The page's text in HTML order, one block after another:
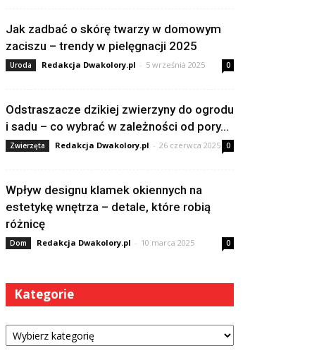
Jak zadbać o skórę twarzy w domowym
zaciszu – trendy w pielęgnacji 2025
Uroda Redakcja Dwakolory.pl - 5 września 2025 0
Odstraszacze dzikiej zwierzyny do ogrodu
i sadu – co wybrać w zależności od pory...
Zwierzęta Redakcja Dwakolory.pl - 26 czerwca 2025 0
Wpływ designu klamek okiennych na
estetykę wnętrza – detale, które robią
różnicę
Dom Redakcja Dwakolory.pl - 10 marca 2025 0
Kategorie
Kategorie